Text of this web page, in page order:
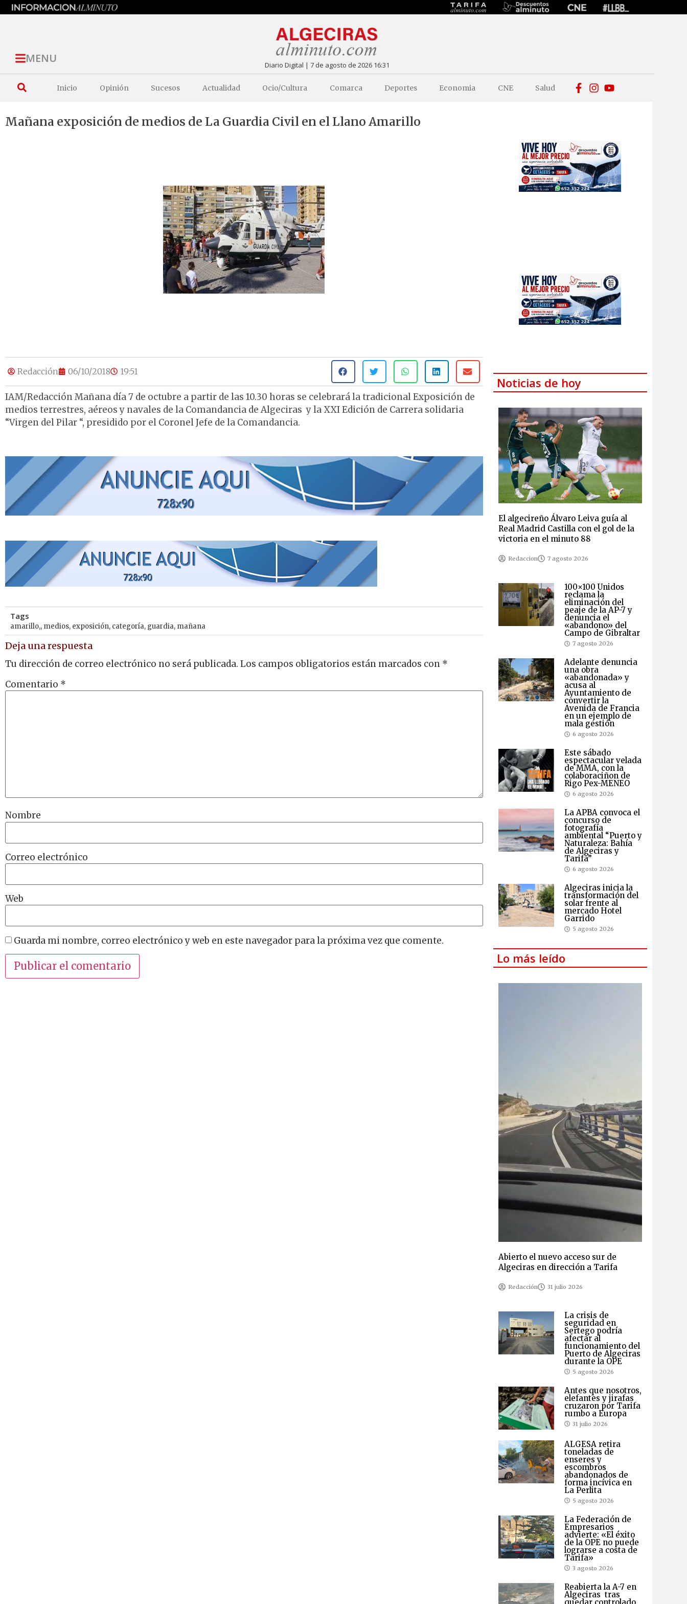
MENU Diario Digital | 7 de agosto de 2026 16:31
Inicio Opinión Sucesos Actualidad Ocio/Cultura Comarca Deportes Economia CNE Salud
Mañana exposición de medios de La Guardia Civil en el Llano Amarillo
Redacción 06/10/2018 19:51
IAM/Redacción Mañana día 7 de octubre a partir de las 10.30 horas se celebrará la tradicional Exposición de
medios terrestres, aéreos y navales de la Comandancia de Algeciras y la XXI Edición de Carrera solidaria
“Virgen del Pilar “, presidido por el Coronel Jefe de la Comandancia.
Tags
amarillo,, medios, exposición, categoría, guardia, mañana
Deja una respuesta
Tu dirección de correo electrónico no será publicada. Los campos obligatorios están marcados con *
Comentario *
Nombre
Correo electrónico
Web
Guarda mi nombre, correo electrónico y web en este navegador para la próxima vez que comente.
Noticias de hoy
El algecireño Álvaro Leiva guía al
Real Madrid Castilla con el gol de la
victoria en el minuto 88
Redaccion 7 agosto 2026
100×100 Unidos
reclama la
eliminación del
peaje de la AP-7 y
denuncia el
«abandono» del
Campo de Gibraltar
7 agosto 2026
Adelante denuncia
una obra
«abandonada» y
acusa al
Ayuntamiento de
convertir la
Avenida de Francia
en un ejemplo de
mala gestión
6 agosto 2026
Este sábado
espectacular velada
de MMA, con la
colaboraciñon de
Rigo Pex-MENEO
6 agosto 2026
La APBA convoca el
concurso de
fotografía
ambiental “Puerto y
Naturaleza: Bahía
de Algeciras y
Tarifa”
6 agosto 2026
Algeciras inicia la
transformación del
solar frente al
mercado Hotel
Garrido
5 agosto 2026
Lo más leído
Abierto el nuevo acceso sur de
Algeciras en dirección a Tarifa
Redacción 31 julio 2026
La crisis de
seguridad en
Sertego podría
afectar al
funcionamiento del
Puerto de Algeciras
durante la OPE
5 agosto 2026
Antes que nosotros,
elefantes y jirafas
cruzaron por Tarifa
rumbo a Europa
31 julio 2026
ALGESA retira
toneladas de
enseres y
escombros
abandonados de
forma incívica en
La Perlita
5 agosto 2026
La Federación de
Empresarios
advierte: «El éxito
de la OPE no puede
lograrse a costa de
Tarifa»
3 agosto 2026
Reabierta la A-7 en
Algeciras tras